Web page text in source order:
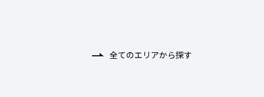
全てのエリアから探す